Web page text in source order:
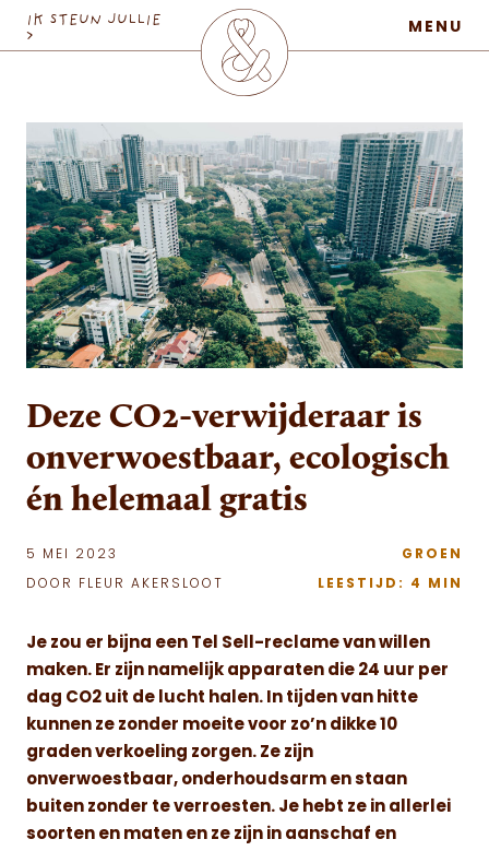
MaatschapWij
MENU
IK STEUN JULLIE
>
Deze CO2-verwijderaar is
onverwoestbaar, ecologisch
én helemaal gratis
5 MEI 2023
DOOR FLEUR AKERSLOOT
GROEN
LEESTIJD: 4 MIN
Je zou er bijna een Tel Sell-reclame van willen
maken. Er zijn namelijk apparaten die 24 uur per
dag CO2 uit de lucht halen. In tijden van hitte
kunnen ze zonder moeite voor zo’n dikke 10
graden verkoeling zorgen. Ze zijn
onverwoestbaar, onderhoudsarm en staan
buiten zonder te verroesten. Je hebt ze in allerlei
soorten en maten en ze zijn in aanschaf en